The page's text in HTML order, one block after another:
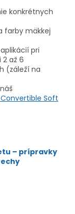
konkrétnych
farby mäkkej
pri
až 6
(záleží na
Soft
– prípravky